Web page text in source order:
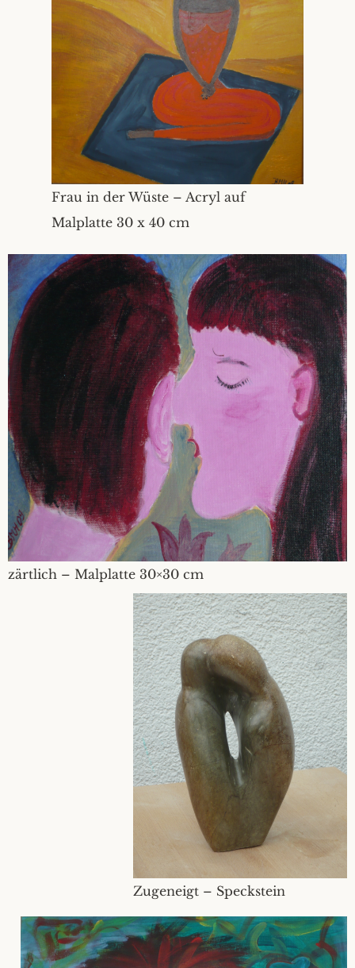
Frau in der Wüste – Acryl auf
Malplatte 30 x 40 cm
zärtlich – Malplatte 30×30 cm
Zugeneigt – Speckstein